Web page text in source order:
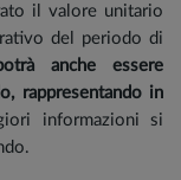
il valore unitario
del periodo di
anche essere
rappresentando in
informazioni si